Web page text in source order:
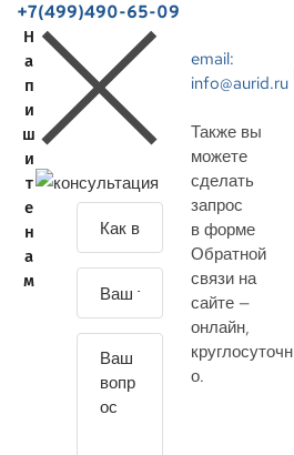
+7(499)490-65-09
Н
а
п
и
ш
и
т
е
н
а
м
email:
info@aurid.ru
Также вы
можете
сделать
запрос
в форме
Обратной
связи на
сайте —
онлайн,
круглосуточн
о.